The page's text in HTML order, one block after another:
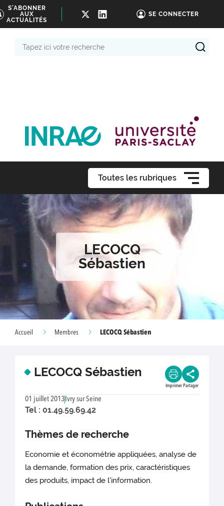
S'ABONNER
AUX
ACTUALITÉS
SE CONNECTER
Toutes les rubriques
LECOCQ
Sébastien
Accueil Membres LECOCQ Sébastien
LECOCQ Sébastien
Imprimer Partager
01 juillet 2013Ivry sur Seine
Tel : 01.49.59.69.42
Thèmes de recherche
Economie et économétrie appliquées, analyse de
la demande, formation des prix, caractéristiques
des produits, impact de l'information.